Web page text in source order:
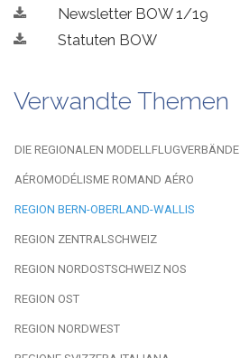
Newsletter BOW 1/19
Statuten BOW
Verwandte Themen
DIE REGIONALEN MODELLFLUGVERBÄNDE
AÉROMODÉLISME ROMAND AÉRO
REGION BERN-OBERLAND-WALLIS
REGION ZENTRALSCHWEIZ
REGION NORDOSTSCHWEIZ NOS
REGION OST
REGION NORDWEST